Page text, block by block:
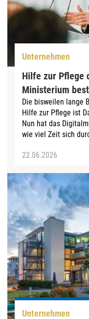
Unternehmen
Hilfe zur Pflege
Ministerium
Die bisweilen lange
Hilfe zur Pflege ist
Nun hat das
wie viel Zeit sich
22.06.2026
Unternehmen